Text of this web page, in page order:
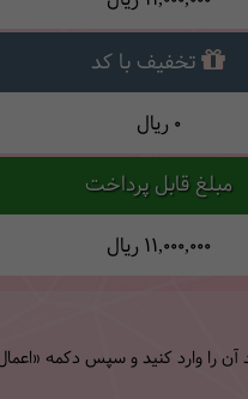
تخفیف با کد
0 ریال
مبلغ قابل پرداخت
11,000,000 ریال
آن را وارد کنید و سپس دکمه